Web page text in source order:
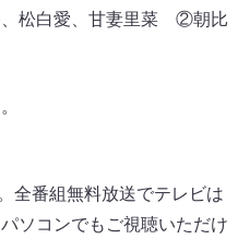
松白愛、甘妻里菜 ②朝比
全番組無料放送でテレビは
ソコンでもご視聴いただけ